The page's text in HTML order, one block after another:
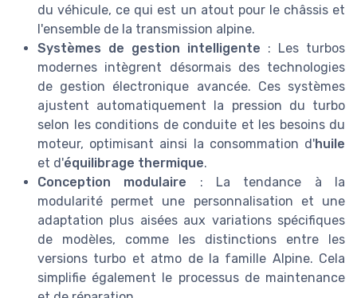
du véhicule, ce qui est un atout pour le châssis et
l'ensemble de la transmission alpine.
Systèmes de gestion intelligente : Les turbos
modernes intègrent désormais des technologies
de gestion électronique avancée. Ces systèmes
ajustent automatiquement la pression du turbo
selon les conditions de conduite et les besoins du
moteur, optimisant ainsi la consommation d'huile
et d'équilibrage thermique.
Conception modulaire : La tendance à la
modularité permet une personnalisation et une
adaptation plus aisées aux variations spécifiques
de modèles, comme les distinctions entre les
versions turbo et atmo de la famille Alpine. Cela
simplifie également le processus de maintenance